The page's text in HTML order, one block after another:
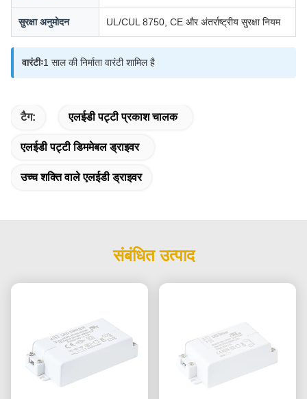
सुरक्षा अनुमोदन UL/CUL 8750, CE और अंतर्राष्ट्रीय सुरक्षा नियम
वारंटीः1 साल की निर्माता वारंटी शामिल है
टैग: एलईडी पट्टी प्रकाश चालक
एलईडी पट्टी डिममेबल ड्राइवर
उच्च शक्ति वाले एलईडी ड्राइवर
संबंधित उत्पाद